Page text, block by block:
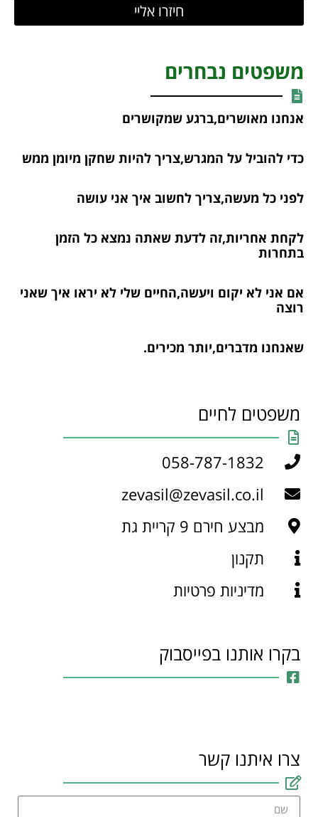
חיזרו אליי
משפטים נבחרים
אנחנו מאושרים,ברגע שמקושרים
כדי להוביל על המגרש,צריך להיות שחקן מיומן ממש
לפני כל מעשה,צריך לחשוב איך אני עושה
לקחת אחריות,זה לדעת שאתה נמצא כל הזמן
בתחרות
אם אני לא יקום ויעשה,החיים שלי לא יראו איך שאני
רוצה
שאנחנו מדברים,יותר מכירים.
משפטים לחיים
058-787-1832
zevasil@zevasil.co.il
מבצע חירם 9 קריית גת
תקנון
מדיניות פרטיות
בקרו אותנו בפייסבוק
צרו איתנו קשר